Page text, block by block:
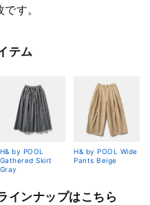
す。
テム
H& by POOL
Gathered Skirt
Gray
H& by POOL Wide
Pants Beige
インナップはこちら